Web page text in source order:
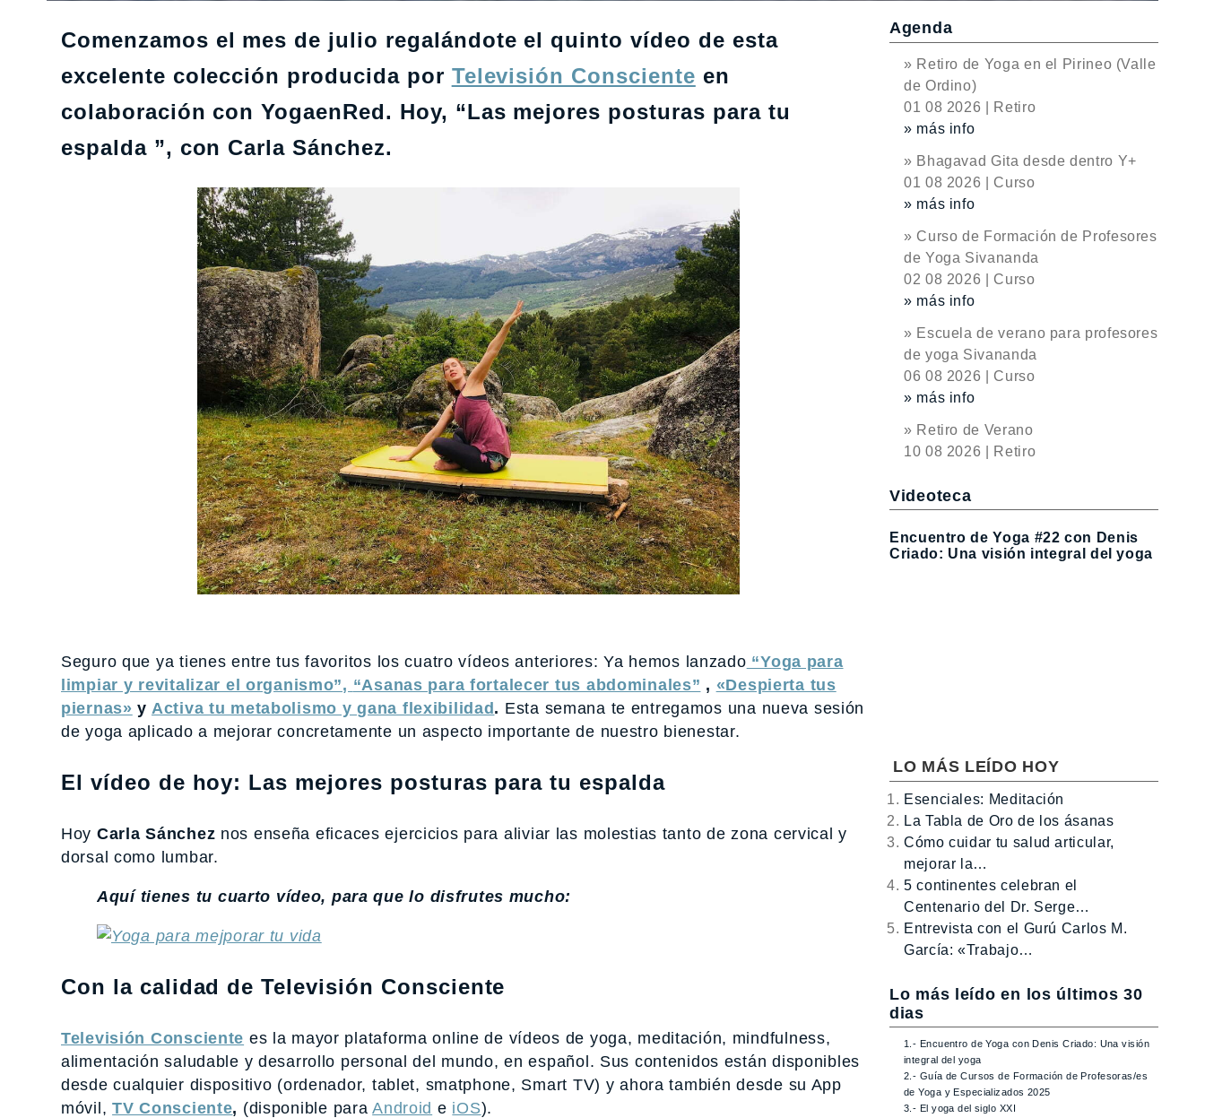
Comenzamos el mes de julio regalándote el quinto vídeo de esta
excelente colección producida por Televisión Consciente en
colaboración con YogaenRed. Hoy, “Las mejores posturas para tu
espalda ”, con Carla Sánchez.
Seguro que ya tienes entre tus favoritos los cuatro vídeos anteriores: Ya hemos lanzado “Yoga para
limpiar y revitalizar el organismo”, “Asanas para fortalecer tus abdominales” , «Despierta tus
piernas» y Activa tu metabolismo y gana flexibilidad. Esta semana te entregamos una nueva sesión
de yoga aplicado a mejorar concretamente un aspecto importante de nuestro bienestar.
El vídeo de hoy: Las mejores posturas para tu espalda
Hoy Carla Sánchez nos enseña eficaces ejercicios para aliviar las molestias tanto de zona cervical y
dorsal como lumbar.
Aquí tienes tu cuarto vídeo, para que lo disfrutes mucho:
Con la calidad de Televisión Consciente
Televisión Consciente es la mayor plataforma online de vídeos de yoga, meditación, mindfulness,
alimentación saludable y desarrollo personal del mundo, en español. Sus contenidos están disponibles
desde cualquier dispositivo (ordenador, tablet, smatphone, Smart TV) y ahora también desde su App
móvil, TV Consciente, (disponible paraAndroid e iOS).
Agenda
» Retiro de Yoga en el Pirineo (Valle
de Ordino)
01 08 2026 | Retiro
» más info
» Bhagavad Gita desde dentro Y+
01 08 2026 | Curso
» más info
» Curso de Formación de Profesores
de Yoga Sivananda
02 08 2026 | Curso
» más info
» Escuela de verano para profesores
de yoga Sivananda
06 08 2026 | Curso
» más info
» Retiro de Verano
10 08 2026 | Retiro
Videoteca
Encuentro de Yoga #22 con Denis
Criado: Una visión integral del yoga
LO MÁS LEÍDO HOY
Esenciales: Meditación
La Tabla de Oro de los ásanas
Cómo cuidar tu salud articular,
mejorar la…
5 continentes celebran el
Centenario del Dr. Serge…
Entrevista con el Gurú Carlos M.
García: «Trabajo…
Lo más leído en los últimos 30
dias
1.- Encuentro de Yoga con Denis Criado: Una visión
integral del yoga
2.- Guía de Cursos de Formación de Profesoras/es
de Yoga y Especializados 2025
3.- El yoga del siglo XXI